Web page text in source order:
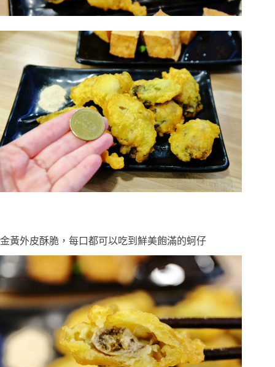
金黃外皮酥脆，每口都可以吃到鮮美飽滿的蚵仔